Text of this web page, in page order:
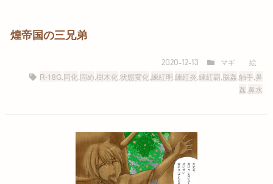
煌帝国の三兄弟
2020-12-13 マギ
絵
R-18G 同化 固め ,樹木化,状態変化,練紅明 ,練紅炎 ,練紅覇 脳姦 ,触手,鼻
姦 ,鼻水